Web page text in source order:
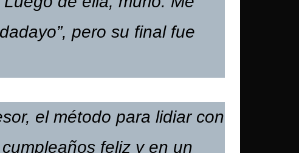
pero su final fue
el método para lidiar con
feliz y en un